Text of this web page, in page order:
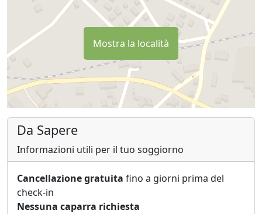
Mostra la località
Da Sapere
Informazioni utili per il tuo soggiorno
Cancellazione gratuita fino a giorni prima del
check-in
Nessuna caparra richiesta